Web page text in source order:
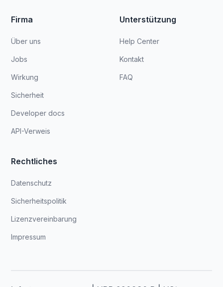
Firma
Über uns
Jobs
Wirkung
Sicherheit
Developer docs
API-Verweis
Unterstützung
Help Center
Kontakt
FAQ
Rechtliches
Datenschutz
Sicherheitspolitik
Lizenzvereinbarung
Impressum